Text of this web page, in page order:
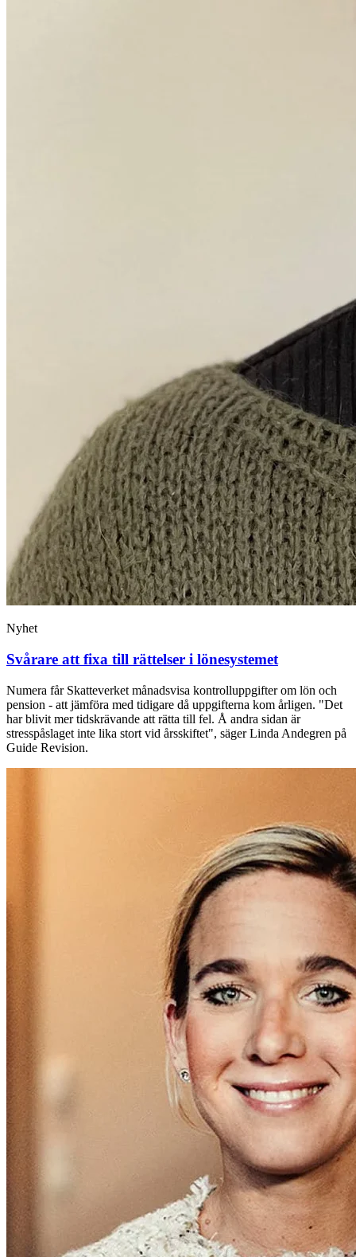
Nyhet
Svårare att fixa till rättelser i lönesystemet
Numera får Skatteverket månadsvisa kontrolluppgifter om lön och
pension - att jämföra med tidigare då uppgifterna kom årligen. "Det
har blivit mer tidskrävande att rätta till fel. Å andra sidan är
stresspåslaget inte lika stort vid årsskiftet", säger Linda Andegren på
Guide Revision.